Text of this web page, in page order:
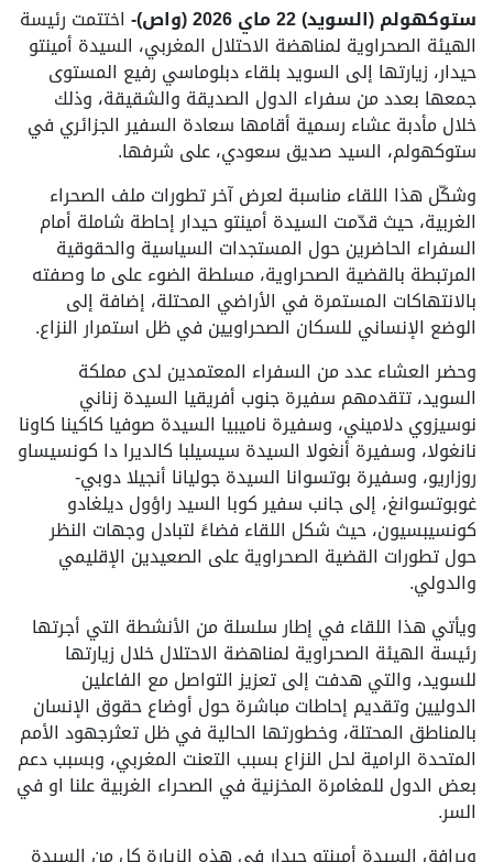
ستوكهولم (السويد) 22 ماي 2026 (واص)-
اختتمت رئيسة
الهيئة الصحراوية لمناهضة الاحتلال المغربي، السيدة أمينتو
حيدار، زيارتها إلى السويد بلقاء دبلوماسي رفيع المستوى
جمعها بعدد من سفراء الدول الصديقة والشقيقة، وذلك
خلال مأدبة عشاء رسمية أقامها سعادة السفير الجزائري في
ستوكهولم، السيد صديق سعودي، على شرفها.
وشكّل هذا اللقاء مناسبة لعرض آخر تطورات ملف الصحراء
الغربية، حيث قدّمت السيدة أمينتو حيدار إحاطة شاملة أمام
السفراء الحاضرين حول المستجدات السياسية والحقوقية
المرتبطة بالقضية الصحراوية، مسلطة الضوء على ما وصفته
بالانتهاكات المستمرة في الأراضي المحتلة، إضافة إلى
الوضع الإنساني للسكان الصحراويين في ظل استمرار النزاع.
وحضر العشاء عدد من السفراء المعتمدين لدى مملكة
السويد، تتقدمهم سفيرة جنوب أفريقيا السيدة زناني
نوسيزوي دلاميني، وسفيرة ناميبيا السيدة صوفيا كاكينا كاونا
نانغولا، وسفيرة أنغولا السيدة سيسيلبا كالديرا دا كونسيساو
روزاريو، وسفيرة بوتسوانا السيدة جوليانا أنجيلا دوبي-
غوبوتسوانغ، إلى جانب سفير كوبا السيد راؤول ديلغادو
كونسيبسيون، حيث شكل اللقاء فضاءً لتبادل وجهات النظر
حول تطورات القضية الصحراوية على الصعيدين الإقليمي
والدولي.
ويأتي هذا اللقاء في إطار سلسلة من الأنشطة التي أجرتها
رئيسة الهيئة الصحراوية لمناهضة الاحتلال خلال زيارتها
للسويد، والتي هدفت إلى تعزيز التواصل مع الفاعلين
الدوليين وتقديم إحاطات مباشرة حول أوضاع حقوق الإنسان
بالمناطق المحتلة، وخطورتها الحالية في ظل تعثرجهود الأمم
المتحدة الرامية لحل النزاع بسبب التعنت المغربي، وبسبب دعم
بعض الدول للمغامرة المخزنية في الصحراء الغربية علنا او في
السر.